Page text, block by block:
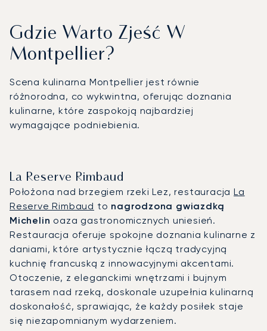
Gdzie Warto Zjeść W
Montpellier?
Scena kulinarna Montpellier jest równie
różnorodna, co wykwintna, oferując doznania
kulinarne, które zaspokoją najbardziej
wymagające podniebienia.
La Reserve Rimbaud
Położona nad brzegiem rzeki Lez, restauracja La
Reserve Rimbaud to nagrodzona gwiazdką
Michelin oaza gastronomicznych uniesień.
Restauracja oferuje spokojne doznania kulinarne z
daniami, które artystycznie łączą tradycyjną
kuchnię francuską z innowacyjnymi akcentami.
Otoczenie, z eleganckimi wnętrzami i bujnym
tarasem nad rzeką, doskonale uzupełnia kulinarną
doskonałość, sprawiając, że każdy posiłek staje
się niezapomnianym wydarzeniem.